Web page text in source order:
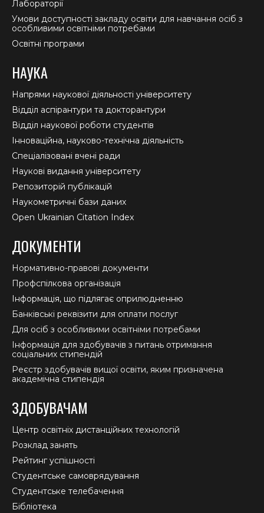
Лабораторії
Умови доступності закладу освіти для навчання осіб з
особливими освітніми потребами
Освітні програми
НАУКА
Напрями наукової діяльності університету
Відділ аспірантури та докторантури
Відділ наукової роботи студентів
Інноваційна, науково-технічна діяльність
Спеціалізовані вчені ради
Наукові видання університету
Репозиторій публікацій
Наукометричні бази даних
Open Ukrainian Citation Index
ДОКУМЕНТИ
Нормативно-правові документи
Профспілкова організація
Інформація, що підлягає оприлюдненню
Банківські реквізити для оплати послуг
Для осіб з особливими освітніми потребами
Інформація для здобувачів з питань отримання
соціальних стипендій
Реєстр здобувачів вищої освіти, яким призначена
академічна стипендія
ЗДОБУВАЧАМ
Центр освітніх дистанційних технологій
Розклад занять
Рейтинг успішності
Студентське самоврядування
Студентське телебачення
Бібліотека